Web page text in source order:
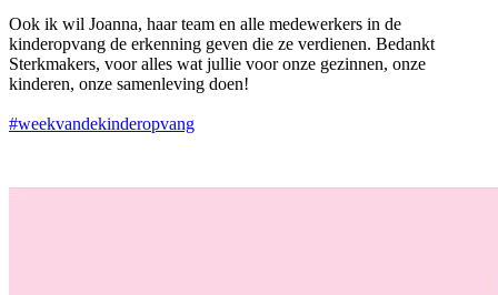
Ook ik wil Joanna, haar team en alle medewerkers in de
kinderopvang de erkenning geven die ze verdienen. Bedankt
Sterkmakers, voor alles wat jullie voor onze gezinnen, onze
kinderen, onze samenleving doen!
#weekvandekinderopvang